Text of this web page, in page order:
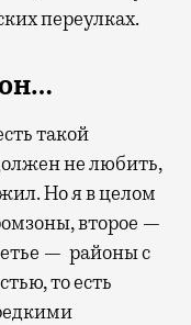
переулках.
такой
не любить,
Но я в целом
второе —
— районы с
то есть